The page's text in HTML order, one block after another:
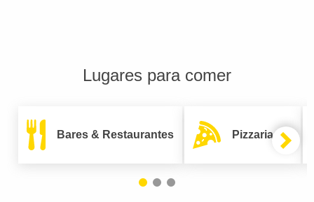
Lugares para comer
Bares & Restaurantes Pizzarias